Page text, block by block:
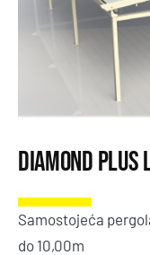
Diamond Plus
Samostojeća
do 10,00m